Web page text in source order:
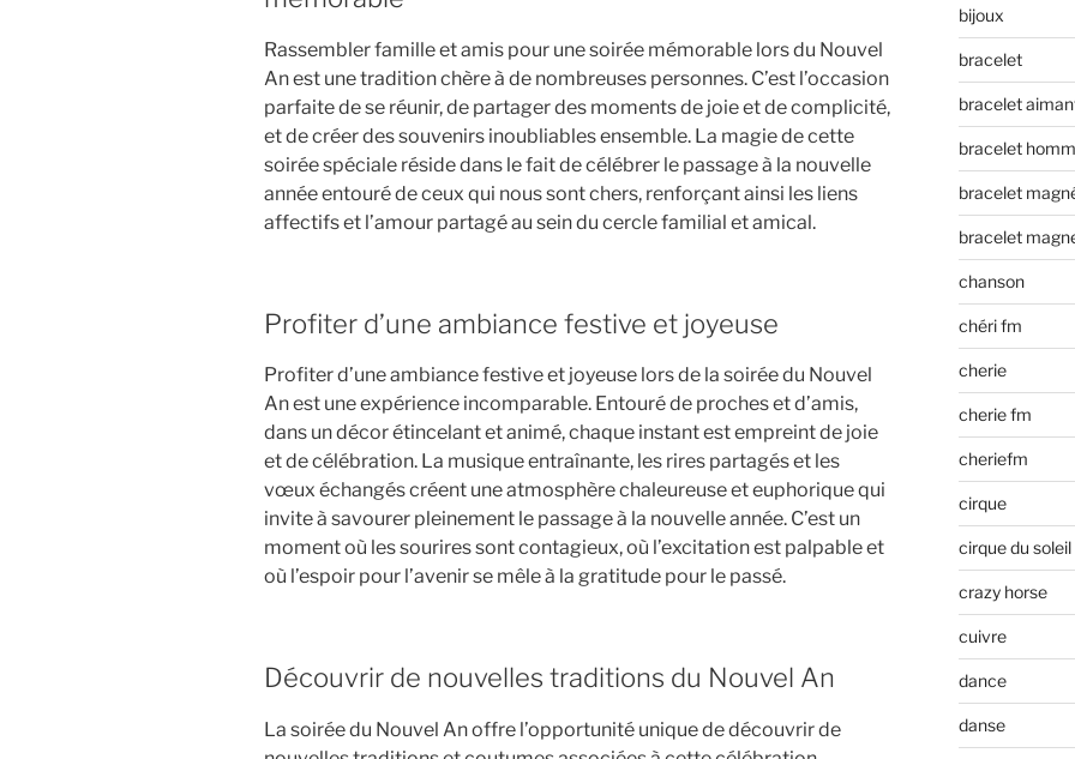
Rassembler famille et amis pour une soirée mémorable lors du Nouvel
An est une tradition chère à de nombreuses personnes. C’est l’occasion
parfaite de se réunir, de partager des moments de joie et de complicité,
et de créer des souvenirs inoubliables ensemble. La magie de cette
soirée spéciale réside dans le fait de célébrer le passage à la nouvelle
année entouré de ceux qui nous sont chers, renforçant ainsi les liens
affectifs et l’amour partagé au sein du cercle familial et amical.
Profiter d’une ambiance festive et joyeuse
Profiter d’une ambiance festive et joyeuse lors de la soirée du Nouvel
An est une expérience incomparable. Entouré de proches et d’amis,
dans un décor étincelant et animé, chaque instant est empreint de joie
et de célébration. La musique entraînante, les rires partagés et les
vœux échangés créent une atmosphère chaleureuse et euphorique qui
invite à savourer pleinement le passage à la nouvelle année. C’est un
moment où les sourires sont contagieux, où l’excitation est palpable et
où l’espoir pour l’avenir se mêle à la gratitude pour le passé.
Découvrir de nouvelles traditions du Nouvel An
La soirée du Nouvel An offre l’opportunité unique de découvrir de
bijoux
bracelet
bracelet
bracelet
bracelet
bracelet
chanson
chéri fm
cherie
cherie fm
cheriefm
cirque
cirque du soleil
crazy horse
cuivre
dance
danse